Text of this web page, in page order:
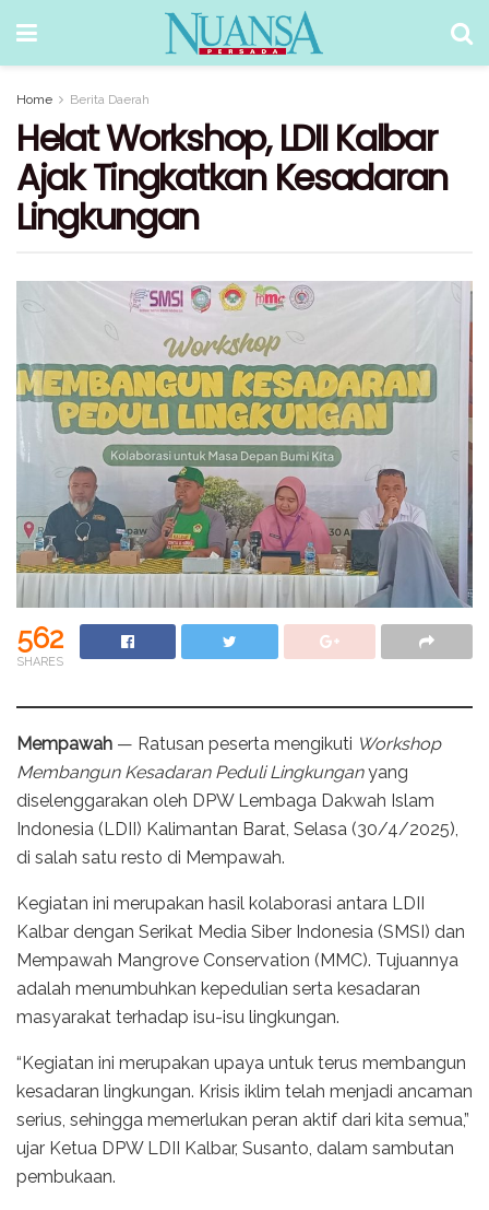
Home Berita Daerah
Helat Workshop, LDII Kalbar
Ajak Tingkatkan Kesadaran
Lingkungan
562
SHARES
Mempawah — Ratusan peserta mengikuti Workshop
Membangun Kesadaran Peduli Lingkunganyang
diselenggarakan oleh DPW Lembaga Dakwah Islam
Indonesia (LDII) Kalimantan Barat, Selasa (30/4/2025),
di salah satu resto di Mempawah.
Kegiatan ini merupakan hasil kolaborasi antara LDII
Kalbar dengan Serikat Media Siber Indonesia (SMSI) dan
Mempawah Mangrove Conservation (MMC). Tujuannya
adalah menumbuhkan kepedulian serta kesadaran
masyarakat terhadap isu-isu lingkungan.
“Kegiatan ini merupakan upaya untuk terus membangun
kesadaran lingkungan. Krisis iklim telah menjadi ancaman
serius, sehingga memerlukan peran aktif dari kita semua,”
ujar Ketua DPW LDII Kalbar, Susanto, dalam sambutan
pembukaan.